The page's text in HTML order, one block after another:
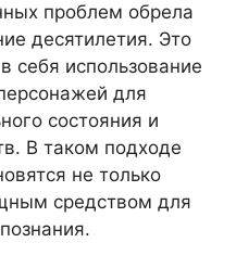
проблем обрела
десятилетия. Это
себя использование
для
состояния и
В таком подходе
не только
средством для